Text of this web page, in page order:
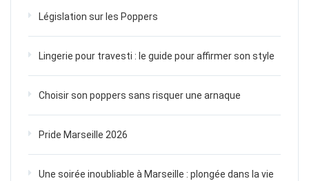
Législation sur les Poppers
Lingerie pour travesti : le guide pour affirmer son style
Choisir son poppers sans risquer une arnaque
Pride Marseille 2026
Une soirée inoubliable à Marseille : plongée dans la vie